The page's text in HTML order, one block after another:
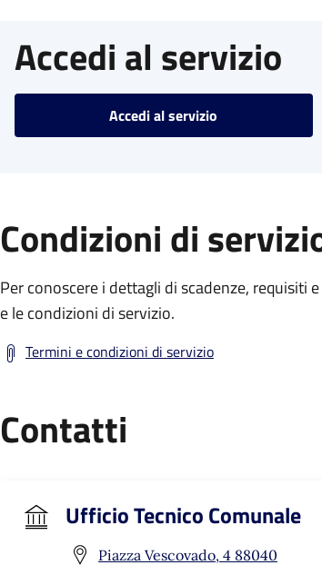
Accedi al servizio
Accedi al servizio
Condizioni di
Per conoscere i dettagli di scadenze,
e le condizioni di servizio.
Termini e condizioni di servizio
Contatti
Ufficio Tecnico Comunale
Piazza Vescovado, 4 88040